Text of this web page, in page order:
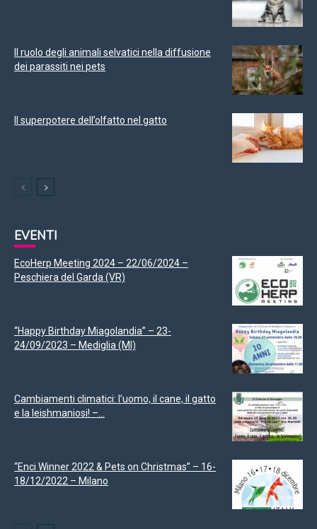
Il ruolo degli animali selvatici nella diffusione
dei parassiti nei pets
Il superpotere dell’olfatto nel gatto
EVENTI
EcoHerp Meeting 2024 – 22/06/2024 –
Peschiera del Garda (VR)
“Happy Birthday Miagolandia” – 23-
24/09/2023 – Mediglia (MI)
Cambiamenti climatici: l’uomo, il cane, il gatto
e la leishmaniosi! –...
“Enci Winner 2022 & Pets on Christmas” – 16-
18/12/2022 – Milano